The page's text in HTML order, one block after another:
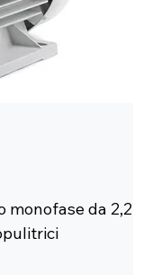
monofase da 2,2